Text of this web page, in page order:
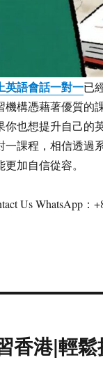
英語會話一對一已
機構憑藉著優質的
你也想提升自己的
一課程，相信透過
更加自信從容。
Us WhatsApp：
香港|輕